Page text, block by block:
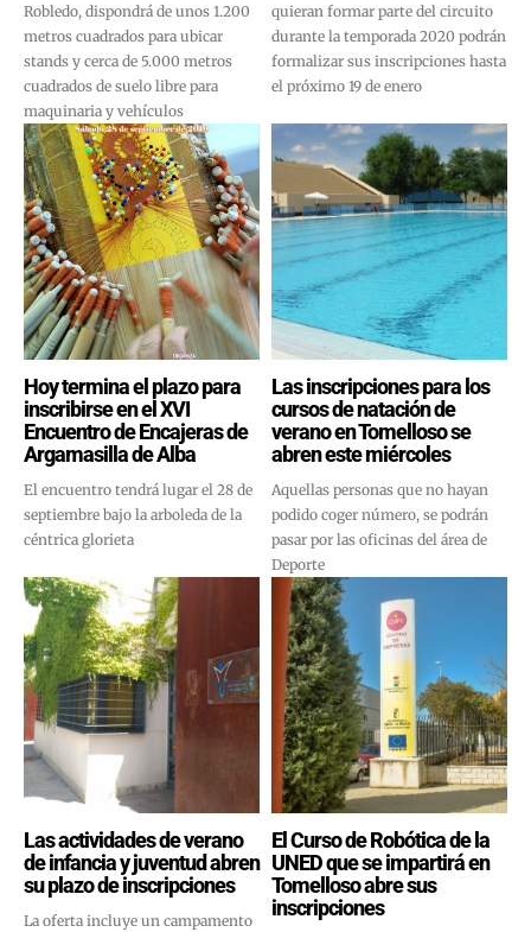
Robledo, dispondrá de unos 1.200
metros cuadrados para ubicar
stands y cerca de 5.000 metros
cuadrados de suelo libre para
maquinaria y vehículos
quieran formar parte del circuito
durante la temporada 2020 podrán
formalizar sus inscripciones hasta
el próximo 19 de enero
Hoy termina el plazo para
inscribirse en el XVI
Encuentro de Encajeras de
Argamasilla de Alba
El encuentro tendrá lugar el 28 de
septiembre bajo la arboleda de la
céntrica glorieta
Las inscripciones para los
cursos de natación de
verano en Tomelloso se
abren este miércoles
Aquellas personas que no hayan
podido coger número, se podrán
pasar por las oficinas del área de
Deporte
Las actividades de verano
de infancia y juventud abren
su plazo de inscripciones
La oferta incluye un campamento
El Curso de Robótica de la
UNED que se impartirá en
Tomelloso abre sus
inscripciones